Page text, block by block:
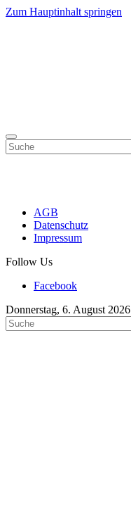
Zum Hauptinhalt springen
AGB
Datenschutz
Impressum
Follow Us
Facebook
Donnerstag, 6. August 2026